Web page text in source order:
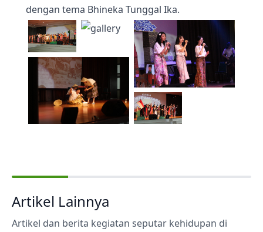
dengan tema Bhineka Tunggal Ika.
Artikel Lainnya
Artikel dan berita kegiatan seputar kehidupan di